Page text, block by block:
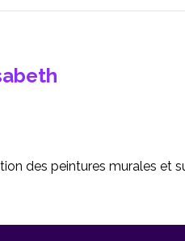
des peintures murales et